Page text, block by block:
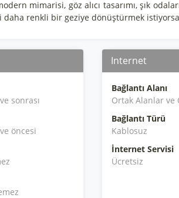
mimarisi, göz alıcı tasarımı, şık
renkli bir geziye dönüştürmek
sonrası
öncesi
Internet
Bağlantı Alanı
Ortak Alanlar ve
Bağlantı Türü
Kablosuz
İnternet Servisi
Ücretsiz